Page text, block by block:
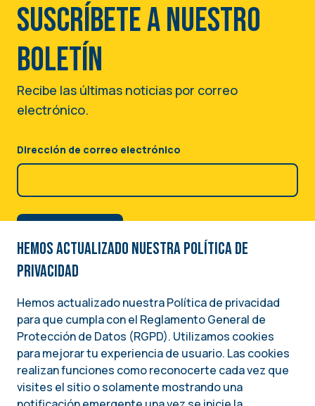
Suscríbete a nuestro
boletín
Recibe las últimas noticias por correo
electrónico.
Dirección de correo electrónico
Image
Una iniciativa del
INSTITUTO NACIONAL DEMÓCRATA PARA ASUNTOS INTERNACIONALES (NDI)
Hemos actualizado nuestra Política de
privacidad
Hemos actualizado nuestra Política de privacidad
para que cumpla con el Reglamento General de
Protección de Datos (RGPD). Utilizamos cookies
para mejorar tu experiencia de usuario. Las cookies
realizan funciones como reconocerte cada vez que
visites el sitio o solamente mostrando una